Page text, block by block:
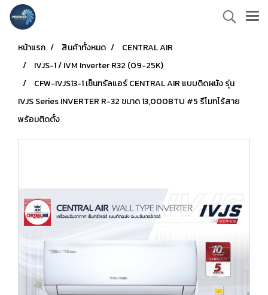
หน้าแรก สินค้าทั้งหมด
CENTRAL AIR
IVJS-1 / IVM Inverter R32 (09-25K)
CFW-IVJS13-1 เซ็นทรัลแอร์ CENTRAL AIR แบบติดผนัง รุ่น
IVJS Series INVERTER R-32 ขนาด 13,000BTU #5 รีโมทไร้สาย
พร้อมติดตั้ง